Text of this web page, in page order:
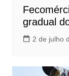
gradual
2 de julho